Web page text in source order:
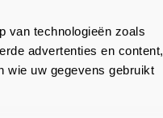
van technologieën zoals
advertenties en content,
wie uw gegevens gebruikt